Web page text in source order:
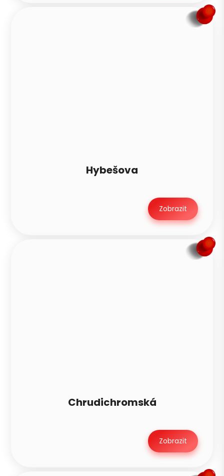
Hybešova
Zobrazit
Chrudichromská
Zobrazit